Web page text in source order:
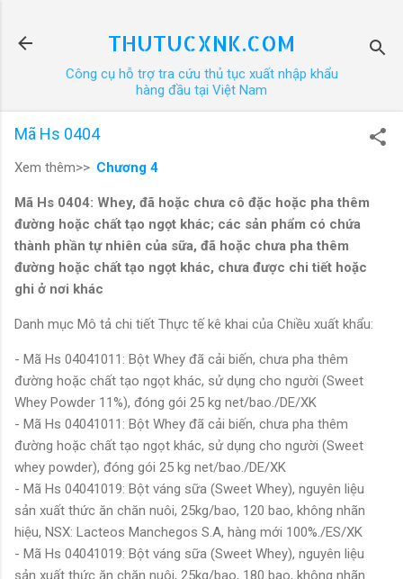
THUTUCXNK.COM
Công cụ hỗ trợ tra cứu thủ tục xuất nhập khẩu
hàng đầu tại Việt Nam
Mã Hs 0404
Xem thêm>> Chương 4
Mã Hs 0404: Whey, đã hoặc chưa cô đặc hoặc pha thêm
đường hoặc chất tạo ngọt khác; các sản phẩm có chứa
thành phần tự nhiên của sữa, đã hoặc chưa pha thêm
đường hoặc chất tạo ngọt khác, chưa được chi tiết hoặc
ghi ở nơi khác
Danh mục Mô tả chi tiết Thực tế kê khai của Chiều xuất khẩu:
- Mã Hs 04041011: Bột Whey đã cải biến, chưa pha thêm
đường hoặc chất tạo ngọt khác, sử dụng cho người (Sweet
Whey Powder 11%), đóng gói 25 kg net/bao./DE/XK
- Mã Hs 04041011: Bột Whey đã cải biến, chưa pha thêm
đường hoặc chất tạo ngọt khác, sử dụng cho người (Sweet
whey powder), đóng gói 25 kg net/bao./DE/XK
- Mã Hs 04041019: Bột váng sữa (Sweet Whey), nguyên liệu
sản xuất thức ăn chăn nuôi, 25kg/bao, 120 bao, không nhãn
hiệu, NSX: Lacteos Manchegos S.A, hàng mới 100%./ES/XK
- Mã Hs 04041019: Bột váng sữa (Sweet Whey), nguyên liệu
sản xuất thức ăn chăn nuôi, 25kg/bao, 180 bao, không nhãn